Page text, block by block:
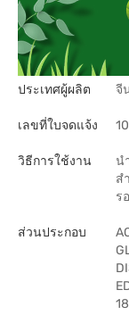
ประเทศผู้ผลิต จี
เลขที่ใบจดแจ้ง
วิธีการใช้งาน
น
ส
ร
ส่วนประกอบ